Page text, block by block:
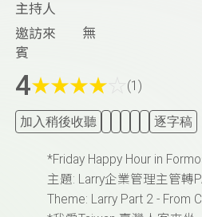
主持人
邀訪來
賓
無
4★★★★ (1)
加入稍後收聽 逐字稿
*Friday Happy Hour in
主題: Larry企業管理主管轉
Theme: Larry Part 2 - From